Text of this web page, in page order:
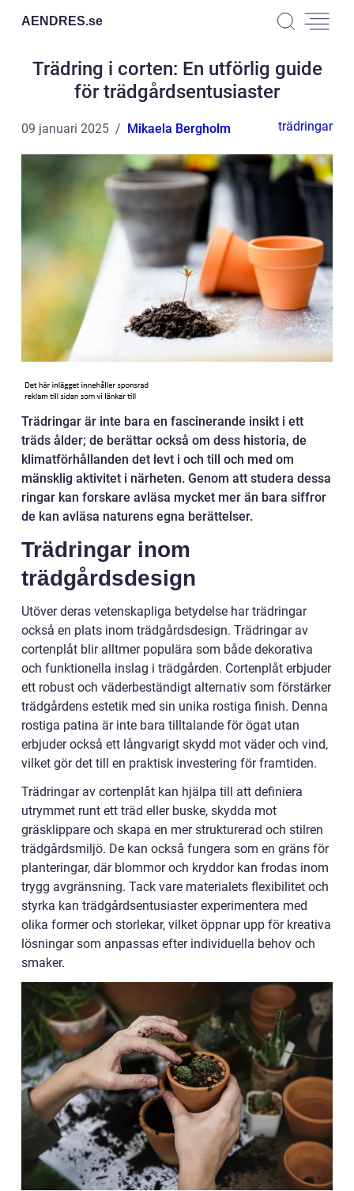
AENDRES.se
Trädring i corten: En utförlig guide
för trädgårdsentusiaster
09 januari 2025 Mikaela Bergholm trädringar
Trädringar är inte bara en fascinerande insikt i ett
träds ålder; de berättar också om dess historia, de
klimatförhållanden det levt i och till och med om
mänsklig aktivitet i närheten. Genom att studera dessa
ringar kan forskare avläsa mycket mer än bara siffror
de kan avläsa naturens egna berättelser.
Trädringar inom
trädgårdsdesign
Utöver deras vetenskapliga betydelse har trädringar
också en plats inom trädgårdsdesign. Trädringar av
cortenplåt blir alltmer populära som både dekorativa
och funktionella inslag i trädgården. Cortenplåt erbjuder
ett robust och väderbeständigt alternativ som förstärker
trädgårdens estetik med sin unika rostiga finish. Denna
rostiga patina är inte bara tilltalande för ögat utan
erbjuder också ett långvarigt skydd mot väder och vind,
vilket gör det till en praktisk investering för framtiden.
Trädringar av cortenplåt kan hjälpa till att definiera
utrymmet runt ett träd eller buske, skydda mot
gräsklippare och skapa en mer strukturerad och stilren
trädgårdsmiljö. De kan också fungera som en gräns för
planteringar, där blommor och kryddor kan frodas inom
trygg avgränsning. Tack vare materialets flexibilitet och
styrka kan trädgårdsentusiaster experimentera med
olika former och storlekar, vilket öppnar upp för kreativa
lösningar som anpassas efter individuella behov och
smaker.